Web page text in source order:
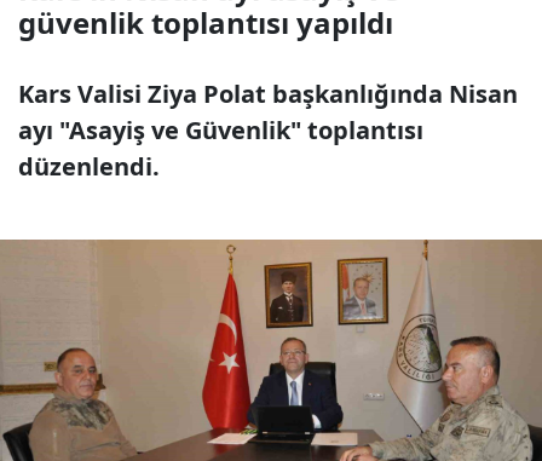
güvenlik toplantısı yapıldı
Kars Valisi Ziya Polat başkanlığında Nisan
ayı "Asayiş ve Güvenlik" toplantısı
düzenlendi.